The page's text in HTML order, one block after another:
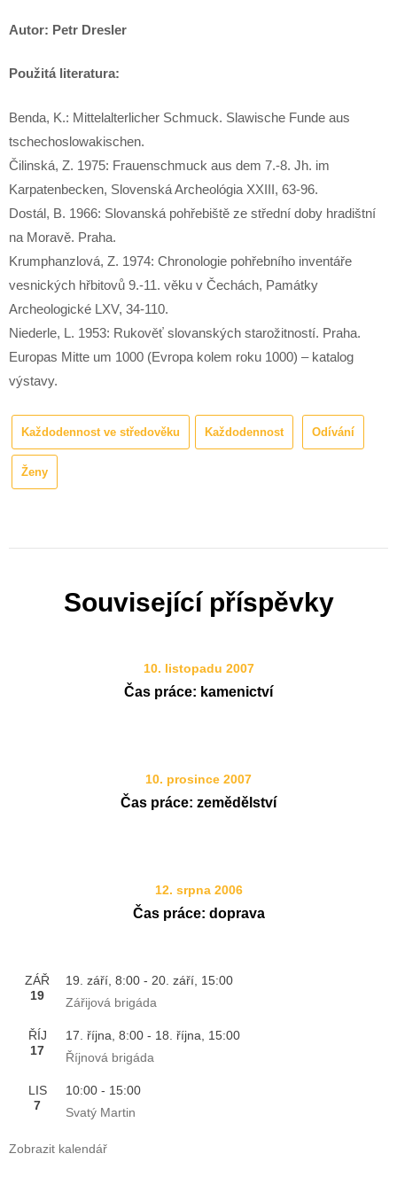
Autor: Petr Dresler
Použitá literatura:
Benda, K.: Mittelalterlicher Schmuck. Slawische Funde aus
tschechoslowakischen.
Čilinská, Z. 1975: Frauenschmuck aus dem 7.-8. Jh. im
Karpatenbecken, Slovenská Archeológia XXIII, 63-96.
Dostál, B. 1966: Slovanská pohřebiště ze střední doby hradištní
na Moravě. Praha.
Krumphanzlová, Z. 1974: Chronologie pohřebního inventáře
vesnických hřbitovů 9.-11. věku v Čechách, Památky
Archeologické LXV, 34-110.
Niederle, L. 1953: Rukověť slovanských starožitností. Praha.
Europas Mitte um 1000 (Evropa kolem roku 1000) – katalog
výstavy.
Každodennost ve středověku Každodennost Odívání
Ženy
Související příspěvky
10. listopadu 2007
Čas práce: kamenictví
10. prosince 2007
Čas práce: zemědělství
12. srpna 2006
Čas práce: doprava
ZÁŘ
19
19. září, 8:00 - 20. září, 15:00
Zářijová brigáda
ŘÍJ
17
17. října, 8:00 - 18. října, 15:00
Říjnová brigáda
LIS
7
10:00 - 15:00
Svatý Martin
Zobrazit kalendář